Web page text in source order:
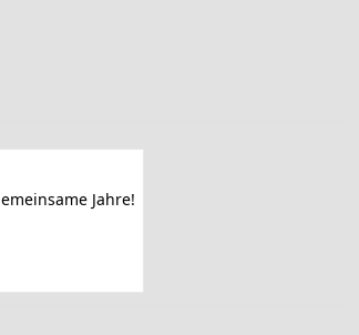
Jahre!